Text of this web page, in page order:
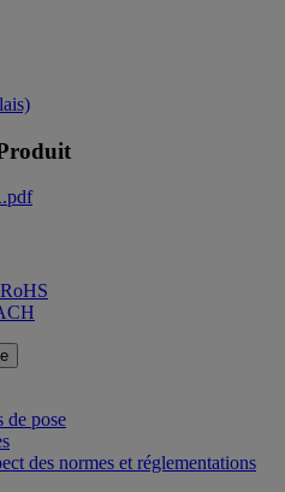
de pose
des normes et réglementations